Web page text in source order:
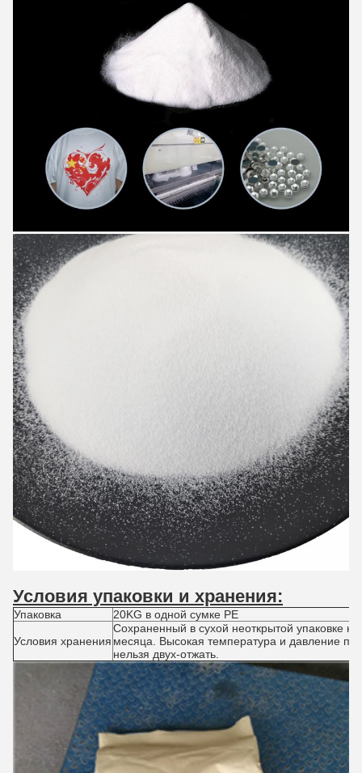
Условия упаковки и хранения:
Упаковка 20KG в одной сумке PE
Условия хранения
Сохраненный в сухой неоткрытой упаковке
месяца. Высокая температура и давление
нельзя двух-отжать.